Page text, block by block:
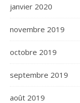
janvier 2020
novembre 2019
octobre 2019
septembre 2019
août 2019